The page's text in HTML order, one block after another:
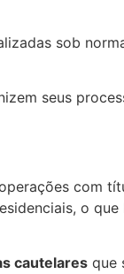
sob
seus
com
o
cautelares que